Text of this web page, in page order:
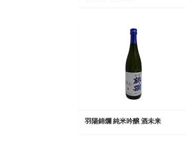
羽陽錦爛 純米吟醸 酒未来